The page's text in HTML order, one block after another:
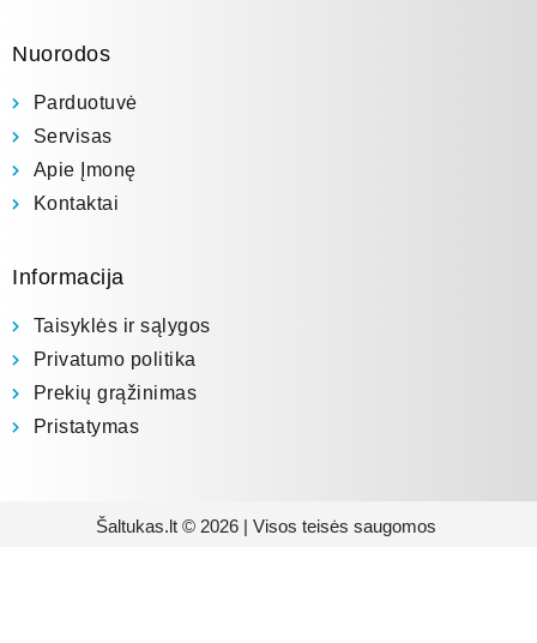
Nuorodos
Parduotuvė
Servisas
Apie Įmonę
Kontaktai
Informacija
Taisyklės ir sąlygos
Privatumo politika
Prekių grąžinimas
Pristatymas
Šaltukas.lt © 2026 | Visos teisės saugomos